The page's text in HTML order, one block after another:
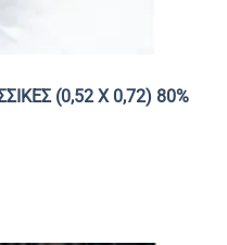
(0,52 Χ 0,72) 80%